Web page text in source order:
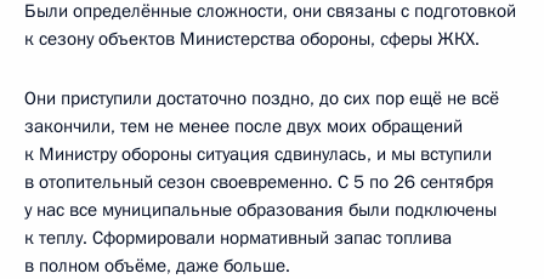
Были определённые сложности, они связаны с подготовкой
к сезону объектов Министерства обороны, сферы ЖКХ.
Они приступили достаточно поздно, до сих пор ещё не всё
закончили, тем не менее после двух моих обращений
к Министру обороны ситуация сдвинулась, и мы вступили
в отопительный сезон своевременно. С 5 по 26 сентября
у нас все муниципальные образования были подключены
к теплу. Сформировали нормативный запас топлива
в полном объёме, даже больше.